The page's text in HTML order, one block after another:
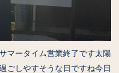
マータイム営業終了です太陽
ごしやすそうな日ですね今日